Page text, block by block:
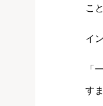
こ
イ
「
す